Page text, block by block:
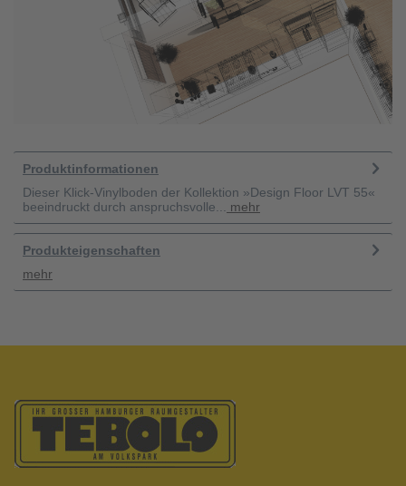
Produktinformationen
Dieser Klick-Vinylboden der Kollektion »Design Floor LVT 55«
beeindruckt durch anspruchsvolle...
mehr
Produkteigenschaften
mehr